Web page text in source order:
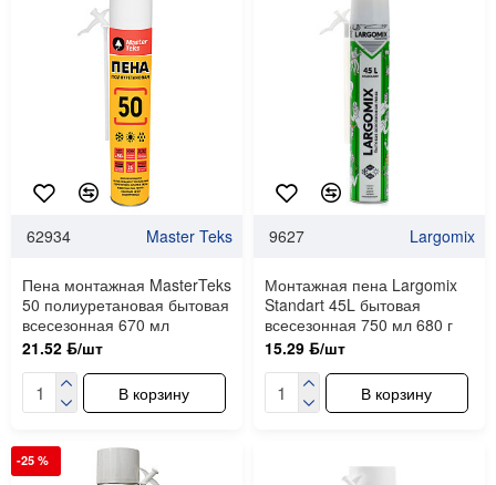
62934 Master Teks
Пена монтажная MasterTeks
50 полиуретановая бытовая
всесезонная 670 мл
21.52 ƃ/шт
В корзину
9627 Largomix
Монтажная пена Largomix
Standart 45L бытовая
всесезонная 750 мл 680 г
15.29 ƃ/шт
В корзину
-25 %